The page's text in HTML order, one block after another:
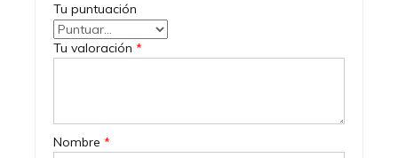
Tu puntuación
Tu valoración *
Nombre *